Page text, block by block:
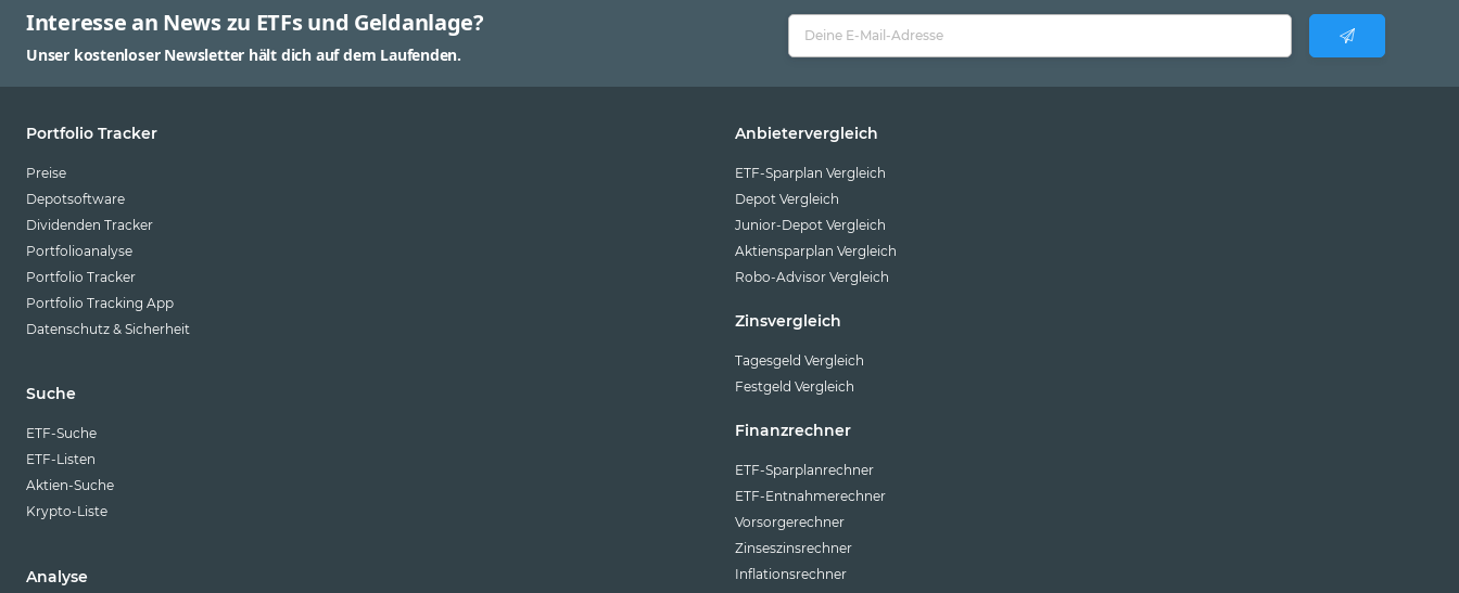
Interesse an News zu ETFs und Geldanlage?
Unser kostenloser Newsletter hält dich auf dem Laufenden.
Portfolio Tracker
Preise
Depotsoftware
Dividenden Tracker
Portfolioanalyse
Portfolio Tracker
Portfolio Tracking App
Datenschutz & Sicherheit
Suche
ETF-Suche
ETF-Listen
Aktien-Suche
Krypto-Liste
Analyse
Anbietervergleich
ETF-Sparplan Vergleich
Depot Vergleich
Junior-Depot Vergleich
Aktiensparplan Vergleich
Robo-Advisor Vergleich
Zinsvergleich
Tagesgeld Vergleich
Festgeld Vergleich
Finanzrechner
ETF-Sparplanrechner
ETF-Entnahmerechner
Vorsorgerechner
Zinseszinsrechner
Inflationsrechner